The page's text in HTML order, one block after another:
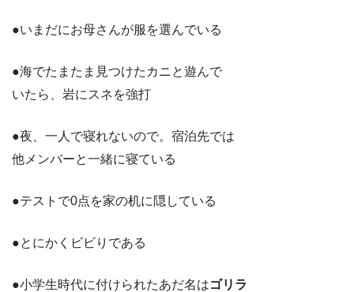
●いまだにお母さんが服を選んでいる
●海でたまたま見つけたカニと遊んで
いたら、岩にスネを強打
●夜、一人で寝れないので。宿泊先では
他メンバーと一緒に寝ている
●テストで0点を家の机に隠している
●とにかくビビりである
●小学生時代に付けられたあだ名はゴリラ